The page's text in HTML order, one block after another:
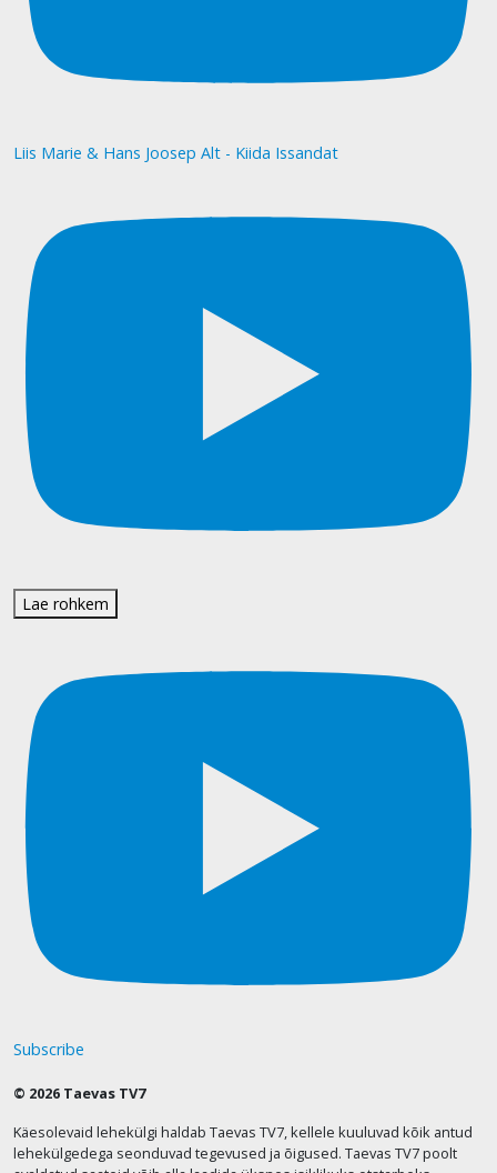
Liis Marie & Hans Joosep Alt - Kiida Issandat
Lae rohkem
Subscribe
© 2026 Taevas TV7
Käesolevaid lehekülgi haldab Taevas TV7, kellele kuuluvad kõik antud
lehekülgedega seonduvad tegevused ja õigused. Taevas TV7 poolt